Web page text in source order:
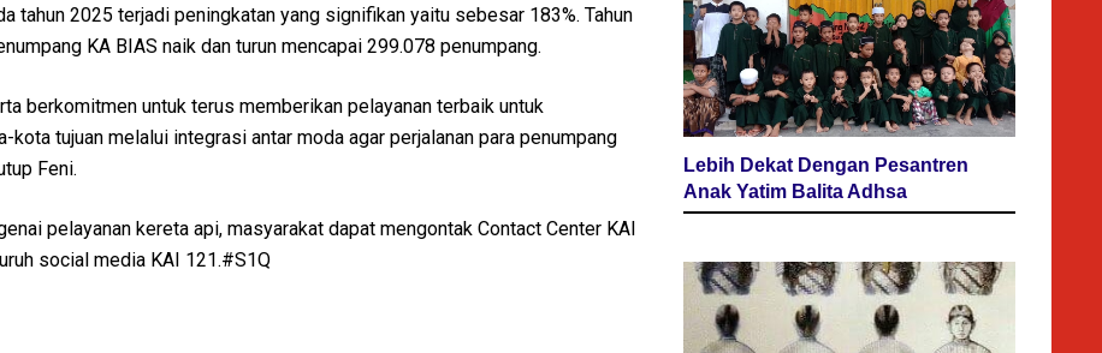
tahun 2025 terjadi peningkatan yang signifikan yaitu sebesar 183%. Tahun
KA BIAS naik dan turun mencapai 299.078 penumpang.
berkomitmen untuk terus memberikan pelayanan terbaik untuk
kota tujuan melalui integrasi antar moda agar perjalanan para penumpang
Feni.
pelayanan kereta api, masyarakat dapat mengontak Contact Center KAI
social media KAI 121.#S1Q
Lebih Dekat Dengan Pesantren
Anak Yatim Balita Adhsa